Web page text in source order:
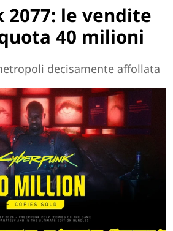
2077: le vendite
40 milioni
decisamente affollata